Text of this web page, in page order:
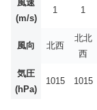
風速
(m/s)
1 1
風向 北西
北北
西
気圧
(hPa)
1015 1015